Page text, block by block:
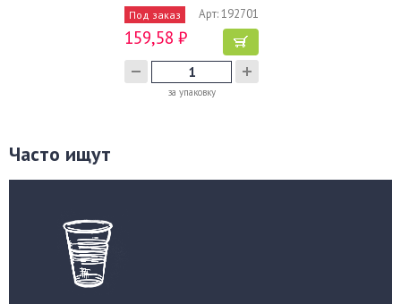
персон…
Под заказ Арт: 192701
159,58 ₽
за упаковку
Часто ищут